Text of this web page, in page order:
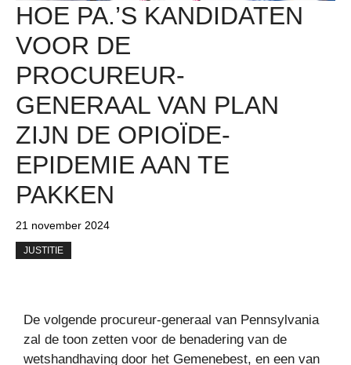
HOE PA.’S KANDIDATEN
VOOR DE
PROCUREUR-
GENERAAL VAN PLAN
ZIJN DE OPIOÏDE-
EPIDEMIE AAN TE
PAKKEN
21 november 2024
JUSTITIE
De volgende procureur-generaal van Pennsylvania
zal de toon zetten voor de benadering van de
wetshandhaving door het Gemenebest, en een van